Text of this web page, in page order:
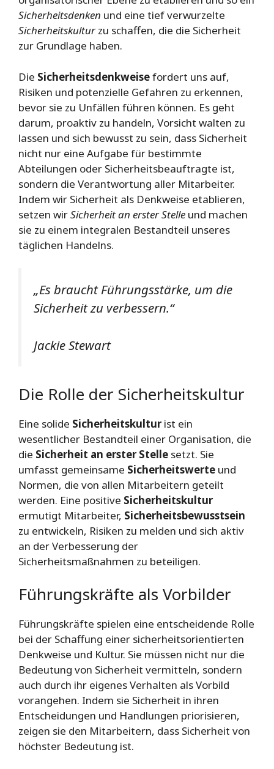
Sicherheitsdenken und eine tief verwurzelte
Sicherheitskulturzu schaffen, die die Sicherheit
zur Grundlage haben.
Die Sicherheitsdenkweisefordert uns auf,
Risiken und potenzielle Gefahren zu erkennen,
bevor sie zu Unfällen führen können. Es geht
darum, proaktiv zu handeln, Vorsicht walten zu
lassen und sich bewusst zu sein, dass Sicherheit
nicht nur eine Aufgabe für bestimmte
Abteilungen oder Sicherheitsbeauftragte ist,
sondern die Verantwortung aller Mitarbeiter.
Indem wir Sicherheit als Denkweise etablieren,
setzen wirSicherheit an erster Stelle und machen
sie zu einem integralen Bestandteil unseres
täglichen Handelns.
„Es braucht Führungsstärke, um die
Sicherheit zu verbessern.“
Jackie Stewart
Die Rolle der Sicherheitskultur
Eine solide Sicherheitskulturist ein
wesentlicher Bestandteil einer Organisation, die
die Sicherheit an erster Stelle setzt. Sie
umfasst gemeinsame Sicherheitswerte und
Normen, die von allen Mitarbeitern geteilt
werden. Eine positive Sicherheitskultur
ermutigt Mitarbeiter, Sicherheitsbewusstsein
zu entwickeln, Risiken zu melden und sich aktiv
an der Verbesserung der
Sicherheitsmaßnahmen zu beteiligen.
Führungskräfte als Vorbilder
Führungskräfte spielen eine entscheidende Rolle
bei der Schaffung einer sicherheitsorientierten
Denkweise und Kultur. Sie müssen nicht nur die
Bedeutung von Sicherheit vermitteln, sondern
auch durch ihr eigenes Verhalten als Vorbild
vorangehen. Indem sie Sicherheit in ihren
Entscheidungen und Handlungen priorisieren,
zeigen sie den Mitarbeitern, dass Sicherheit von
höchster Bedeutung ist.